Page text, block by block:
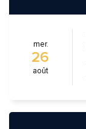
mer.
26
août